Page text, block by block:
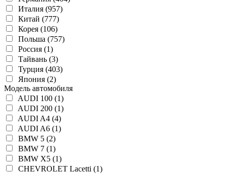
Италия (957)
Китай (777)
Корея (106)
Польша (757)
Россия (1)
Тайвань (3)
Турция (403)
Япония (2)
Модель автомобиля
AUDI 100 (1)
AUDI 200 (1)
AUDI A4 (4)
AUDI A6 (1)
BMW 5 (2)
BMW 7 (1)
BMW X5 (1)
CHEVROLET Lacetti (1)